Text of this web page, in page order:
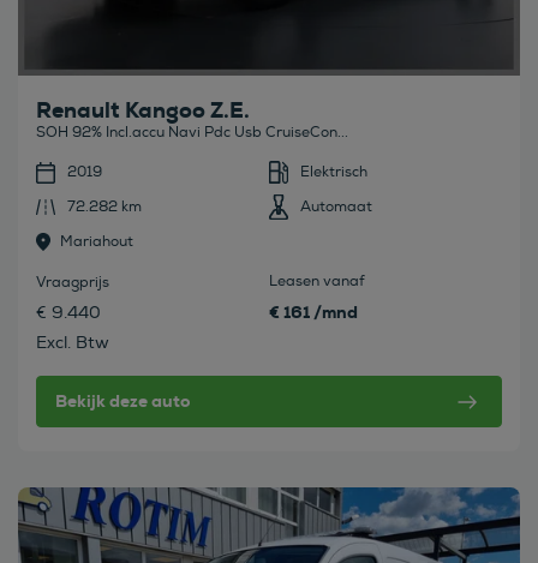
Renault Kangoo Z.E.
SOH 92% Incl.accu Navi Pdc Usb CruiseCon...
2019
Elektrisch
72.282 km
Automaat
Mariahout
Vraagprijs
€ 9.440
Excl. Btw
Leasen vanaf
€ 161 /mnd
Bekijk deze auto
Bekijk deze auto